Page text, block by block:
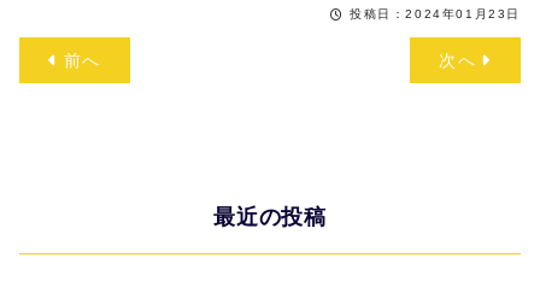
投稿日：2024年01月23日
前へ 次へ
最近の投稿